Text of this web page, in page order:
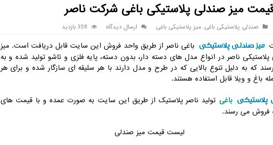
میز صندلی پلاستیکی باغی شرکت ناصر
صندلی پلاستیکی باغی,میز پلاستیکی باغی ارسال دیدگاه 358 بازدید
میز صندلی پلاستیکی باغی ناصر از طریق واحد فروش این سایت قابل دریافت است. میز
ناصر در انواع مدل های دسته دار، بدون دسته، پایه فلزی و تاشو تولید شده و به
که به دلیل تنوع بالایی که در طرح و مدل دارند با هر سلیقه ای سازگار شده و برای هر
باغ و ویلا قابل استفاده هستند.
پلاستیکی باغی تولید ناصر پلاستیک از طریق این سایت به صورت عمده و با قیمت های
فروش می رسند.